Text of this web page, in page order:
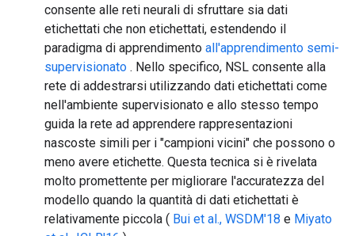
consente alle reti neurali di sfruttare sia dati
etichettati che non etichettati, estendendo il
paradigma di apprendimento all'apprendimento semi-
supervisionato . Nello specifico, NSL consente alla
rete di addestrarsi utilizzando dati etichettati come
nell'ambiente supervisionato e allo stesso tempo
guida la rete ad apprendere rappresentazioni
nascoste simili per i "campioni vicini" che possono o
meno avere etichette. Questa tecnica si è rivelata
molto promettente per migliorare l'accuratezza del
modello quando la quantità di dati etichettati è
relativamente piccola ( Bui et al., WSDM'18 e Miyato